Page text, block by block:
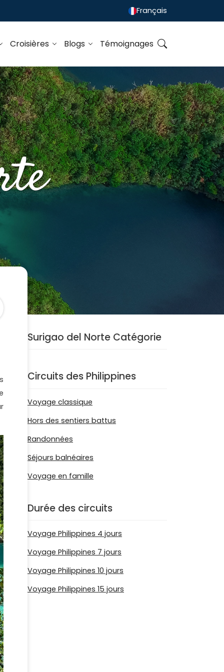
Français
Croisières Blogs Témoignages
Surigao del Norte Catégorie
Circuits des Philippines
Voyage classique
Hors des sentiers battus
Randonnées
Séjours balnéaires
Voyage en famille
Durée des circuits
Voyage Philippines 4 jours
Voyage Philippines 7 jours
Voyage Philippines 10 jours
Voyage Philippines 15 jours